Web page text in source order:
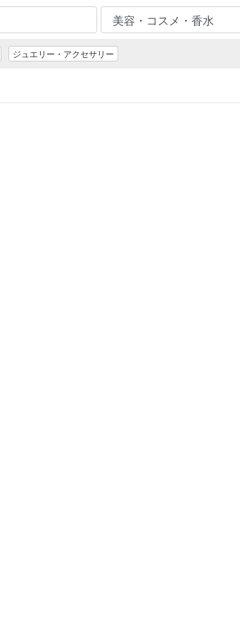
ジュエリー・アクセサリー